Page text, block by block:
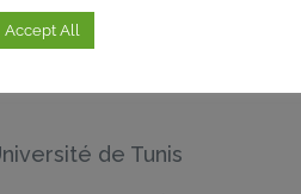
de Tunis
Accept All